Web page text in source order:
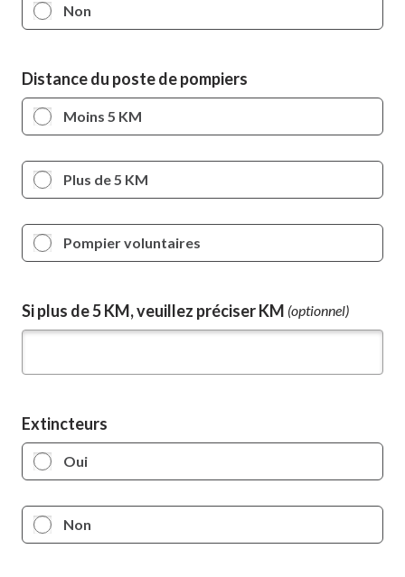
Non
Distance du poste de pompiers
Moins 5 KM
Plus de 5 KM
Pompier voluntaires
Si plus de 5 KM, veuillez préciser KM (optionnel)
Extincteurs
Oui
Non